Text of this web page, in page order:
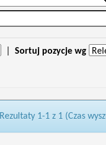
Sortuj pozycje wg
Rezultaty 1-1 z 1 (Czas